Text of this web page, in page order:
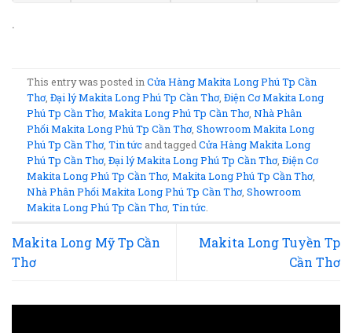
.
This entry was posted inCửa Hàng Makita Long Phú Tp Cần
Thơ,Đại lý Makita Long Phú Tp Cần Thơ,Điện Cơ Makita Long
Phú Tp Cần Thơ,Makita Long Phú Tp Cần Thơ,Nhà Phân
Phối Makita Long Phú Tp Cần Thơ,Showroom Makita Long
Phú Tp Cần Thơ,Tin tức and taggedCửa Hàng Makita Long
Phú Tp Cần Thơ,Đại lý Makita Long Phú Tp Cần Thơ,Điện Cơ
Makita Long Phú Tp Cần Thơ,Makita Long Phú Tp Cần Thơ,
Nhà Phân Phối Makita Long Phú Tp Cần Thơ,Showroom
Makita Long Phú Tp Cần Thơ,Tin tức
Makita Long Mỹ Tp Cần
Thơ
Makita Long Tuyền Tp
Cần Thơ